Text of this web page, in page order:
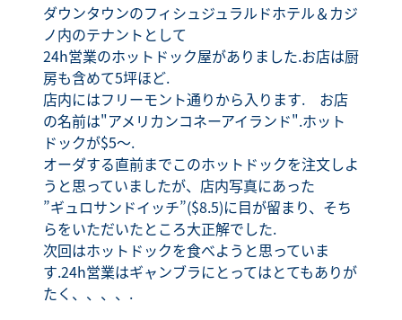
ダウンタウンのフィシュジュラルドホテル＆カジ
ノ内のテナントとして
24h営業のホットドック屋がありました.お店は厨
房も含めて5坪ほど.
店内にはフリーモント通りから入ります. お店
の名前は"アメリカンコネーアイランド".ホット
ドックが$5～.
オーダする直前までこのホットドックを注文しよ
うと思っていましたが、店内写真にあった
”ギュロサンドイッチ”($8.5)に目が留まり、そち
らをいただいたところ大正解でした.
次回はホットドックを食べようと思っていま
す.24h営業はギャンブラにとってはとてもありが
たく、、、、.